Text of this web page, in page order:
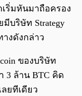
ริ่มหันมาถือครอง
บริษัท Strategy
างดังกล่าว
ของบริษัท
3 ล้าน BTC คิด
ยทีเดียว